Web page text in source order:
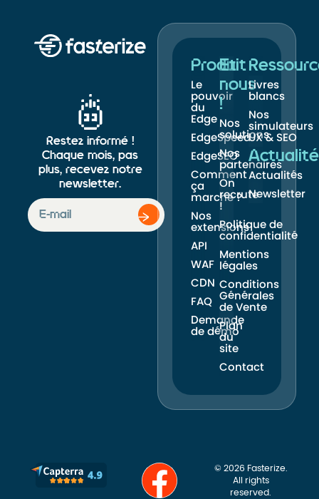
Restez informé !
Chaque mois, pas
plus, recevez notre
newsletter.
Produit
Le
pouvoir
du
Edge
EdgeSpeed
EdgeSEO
Comment
ça
marche ?
Nos
extensions
API
WAF
CDN
FAQ
Demande
de démo
Et
nous
!
Nos
solutions
Nos
partenaires
On
recrute
!
Politique de
confidentialité
Mentions
légales
Conditions
Générales
de Vente
Plan
du
site
Contact
Livres
blancs
Nos
simulateurs
UX & SEO
Actualité
Actualités
Newsletter
© 2026 Fasterize.
All rights
reserved.